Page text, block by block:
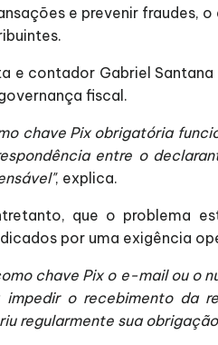
e prevenir fraudes,
e contador Gabriel
fiscal.
chave Pix obrigatória
entre o
, explica.
que o problema
por uma exigência
chave Pix o e-mail ou o
impedir o recebimento da
regularmente sua